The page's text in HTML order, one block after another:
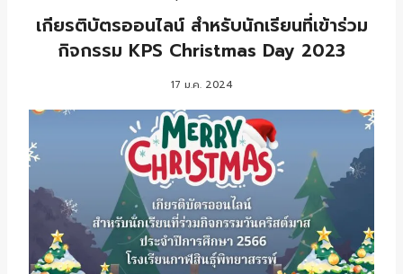
เกียรติบัตรออนไลน์ สำหรับนักเรียนที่เข้าร่วม
กิจกรรม KPS Christmas Day 2023
17 ม.ค. 2024